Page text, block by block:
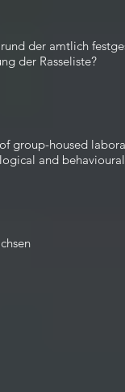
der amtlich
der Rasseliste?
group-housed
and